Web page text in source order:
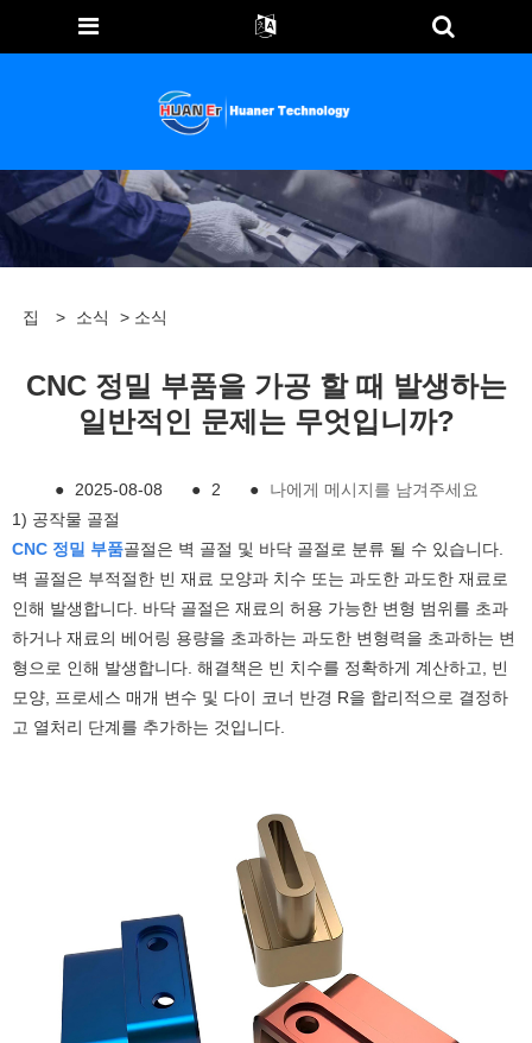
집 > 소식 > 소식
CNC 정밀 부품을 가공 할 때 발생하는
일반적인 문제는 무엇입니까?
● 2025-08-08 ● 2 ●
나에게 메시지를 남겨주세요
1) 공작물 골절
CNC 정밀 부품골절은 벽 골절 및 바닥 골절로 분류 될 수 있습니다.
벽 골절은 부적절한 빈 재료 모양과 치수 또는 과도한 과도한 재료로
인해 발생합니다. 바닥 골절은 재료의 허용 가능한 변형 범위를 초과
하거나 재료의 베어링 용량을 초과하는 과도한 변형력을 초과하는 변
형으로 인해 발생합니다. 해결책은 빈 치수를 정확하게 계산하고, 빈
모양, 프로세스 매개 변수 및 다이 코너 반경 R을 합리적으로 결정하
고 열처리 단계를 추가하는 것입니다.